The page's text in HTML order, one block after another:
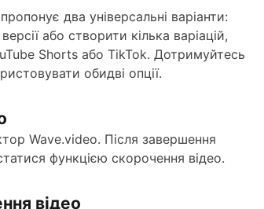
два універсальні варіанти:
або створити кілька варіацій,
Shorts або TikTok. Дотримуйтесь
обидві опції.
Wave.video. Після завершення
функцією скорочення відео.
відео